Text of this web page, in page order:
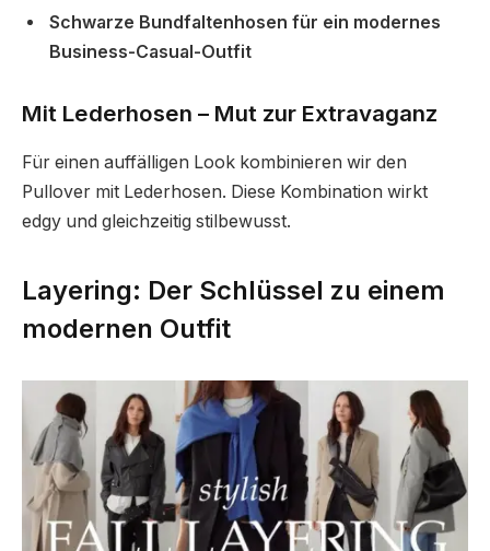
Schwarze Bundfaltenhosen für ein modernes
Business-Casual-Outfit
Mit Lederhosen – Mut zur Extravaganz
Für einen auffälligen Look kombinieren wir den
Pullover mit Lederhosen. Diese Kombination wirkt
edgy und gleichzeitig stilbewusst.
Layering: Der Schlüssel zu einem
modernen Outfit